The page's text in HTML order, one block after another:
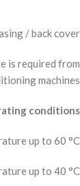
/ back cover.
is required from
machines.
conditions
up to 60 °C.
up to 40 °C